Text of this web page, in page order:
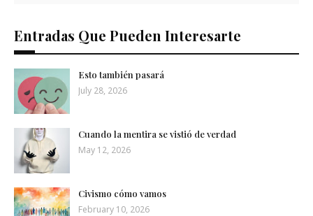
Entradas Que Pueden Interesarte
Esto también pasará
July 28, 2026
Cuando la mentira se vistió de verdad
May 12, 2026
Civismo cómo vamos
February 10, 2026